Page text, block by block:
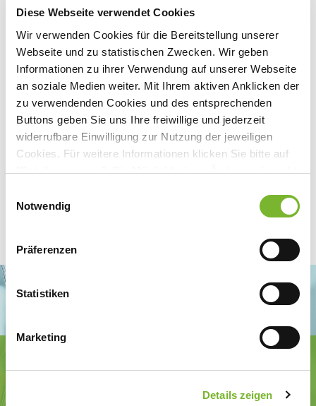
Diese Webseite verwendet Cookies
Wir verwenden Cookies für die Bereitstellung unserer
Webseite und zu statistischen Zwecken. Wir geben
Informationen zu ihrer Verwendung auf unserer Webseite
an soziale Medien weiter. Mit Ihrem aktiven Anklicken der
zu verwendenden Cookies und des entsprechenden
Buttons geben Sie uns Ihre freiwillige und jederzeit
widerrufbare Einwilligung zur Nutzung der jeweiligen
Cookies. Für weitere Informationen klicken Sie bitte auf
"Details anzeigen". Die Möglichkeit zur Änderung besteht
Datenschutzerklärung
Notwendig
Präferenzen
Statistiken
Marketing
Details zeigen
Stellengesuche
Stellenangebote
Tersteegenstr. 9 · 40474 Düsseldorf